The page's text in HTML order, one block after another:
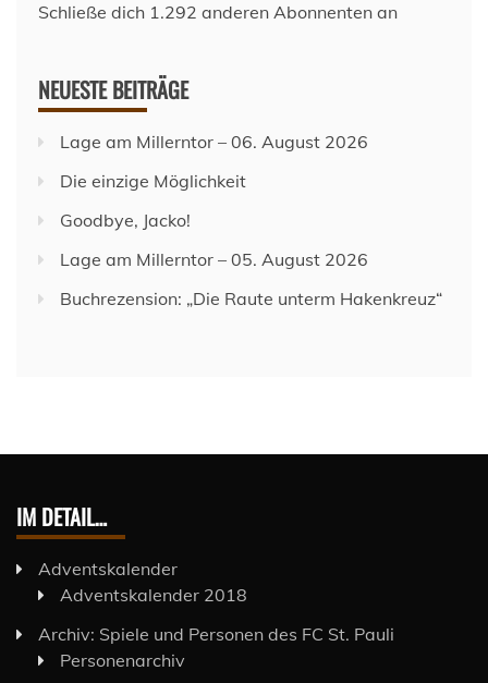
Schließe dich 1.292 anderen Abonnenten an
NEUESTE BEITRÄGE
Lage am Millerntor – 06. August 2026
Die einzige Möglichkeit
Goodbye, Jacko!
Lage am Millerntor – 05. August 2026
Buchrezension: „Die Raute unterm Hakenkreuz“
IM DETAIL…
Adventskalender
Adventskalender 2018
Archiv: Spiele und Personen des FC St. Pauli
Personenarchiv